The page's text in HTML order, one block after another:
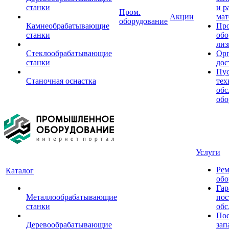
станки
Камнеобрабатывающие
станки
Стеклообрабатывающие
станки
Станочная оснастка
Пром.
оборудование
Акции
и
Каталог
Металлообрабатывающие
станки
Деревообрабатывающие
Услуги